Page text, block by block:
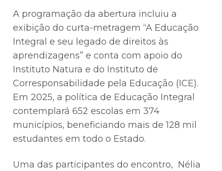
A programação da abertura incluiu a
exibição do curta-metragem “A Educação
Integral e seu legado de direitos às
aprendizagens” e conta com apoio do
Instituto Natura e do Instituto de
Corresponsabilidade pela Educação (ICE).
Em 2025, a política de Educação Integral
contemplará 652 escolas em 374
municípios, beneficiando mais de 128 mil
estudantes em todo o Estado.
Uma das participantes do encontro, Nélia